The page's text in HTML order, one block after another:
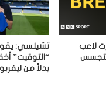
لاعب
تشيلسي:
“التوقيت”
بدلاً من